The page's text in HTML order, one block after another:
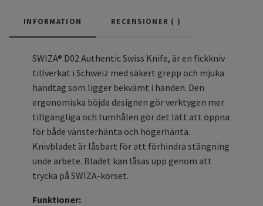
INFORMATION RECENSIONER ( )
SWIZA® D02 Authentic Swiss Knife, är en fickkniv
tillverkat i Schweiz med säkert grepp och mjuka
handtag som ligger bekvämt i handen. Den
ergonomiska böjda designen gör verktygen mer
tillgängliga och tumhålen gör det lätt att öppna
för både vänsterhänta och högerhänta.
Knivbladet är låsbart för att förhindra stängning
unde arbete. Bladet kan låsas upp genom att
trycka på SWIZA-korset.
Funktioner: